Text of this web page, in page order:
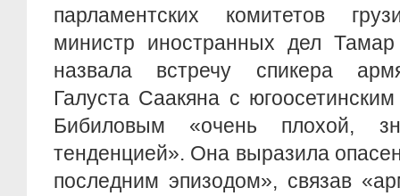
парламентских комитетов
министр иностранных дел
назвала встречу спикера
Галуста Саакяна с
Бибиловым «очень плохой,
тенденцией». Она выразила
последним эпизодом», связав